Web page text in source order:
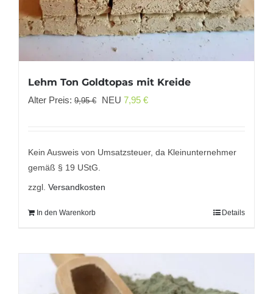
Lehm Ton Goldtopas mit Kreide
Alter Preis: 9,95€
Ursprünglicher
9,95 €
NEU 7,95 €Aktueller
7,95 €.
Kein Ausweis von Umsatzsteuer, da Kleinunternehmer
gemäß § 19 UStG.
zzgl. Versandkosten
In den Warenkorb Details